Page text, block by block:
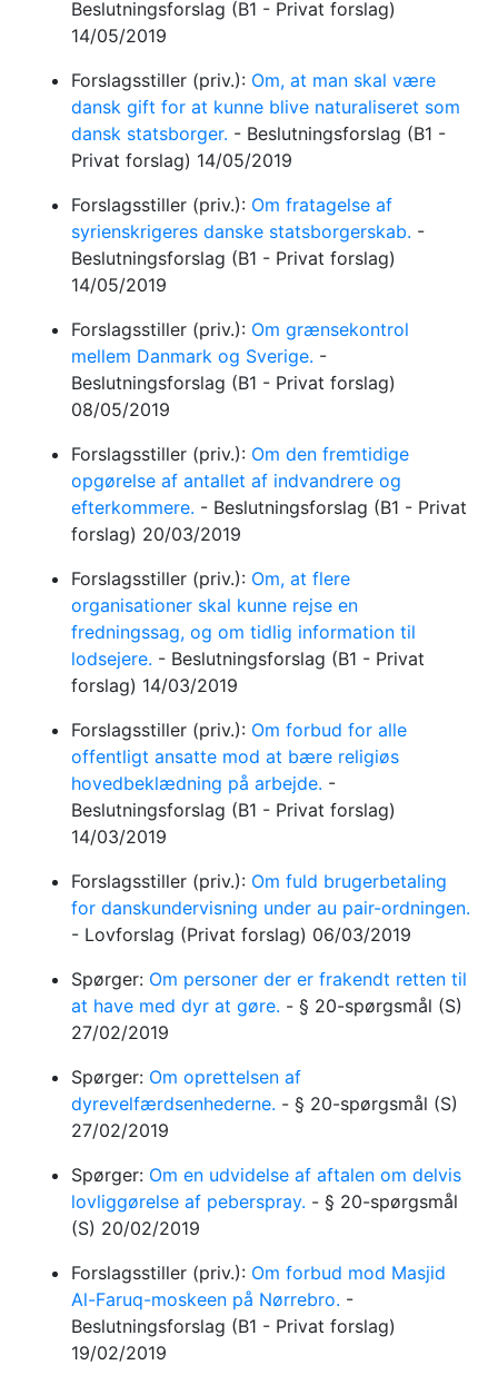
Beslutningsforslag (B1 - Privat forslag)
14/05/2019
Forslagsstiller (priv.): Om, at man skal være
dansk gift for at kunne blive naturaliseret som
dansk statsborger. - Beslutningsforslag (B1 -
Privat forslag) 14/05/2019
Forslagsstiller (priv.): Om fratagelse af
syrienskrigeres danske statsborgerskab. -
Beslutningsforslag (B1 - Privat forslag)
14/05/2019
Forslagsstiller (priv.): Om grænsekontrol
mellem Danmark og Sverige. -
Beslutningsforslag (B1 - Privat forslag)
08/05/2019
Forslagsstiller (priv.): Om den fremtidige
opgørelse af antallet af indvandrere og
efterkommere. - Beslutningsforslag (B1 - Privat
forslag) 20/03/2019
Forslagsstiller (priv.): Om, at flere
organisationer skal kunne rejse en
fredningssag, og om tidlig information til
lodsejere. - Beslutningsforslag (B1 - Privat
forslag) 14/03/2019
Forslagsstiller (priv.): Om forbud for alle
offentligt ansatte mod at bære religiøs
hovedbeklædning på arbejde. -
Beslutningsforslag (B1 - Privat forslag)
14/03/2019
Forslagsstiller (priv.): Om fuld brugerbetaling
for danskundervisning under au pair-ordningen.
- Lovforslag (Privat forslag) 06/03/2019
Spørger: Om personer der er frakendt retten til
at have med dyr at gøre. - § 20-spørgsmål (S)
27/02/2019
Spørger: Om oprettelsen af
dyrevelfærdsenhederne. - § 20-spørgsmål (S)
27/02/2019
Spørger: Om en udvidelse af aftalen om delvis
lovliggørelse af peberspray. - § 20-spørgsmål
(S) 20/02/2019
Forslagsstiller (priv.): Om forbud mod Masjid
Al-Faruq-moskeen på Nørrebro. -
Beslutningsforslag (B1 - Privat forslag)
19/02/2019